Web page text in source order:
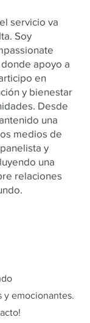
servicio va
Soy
apoyo a
en
y bienestar
Desde
una
medios de
y
una
relaciones
y emocionantes.